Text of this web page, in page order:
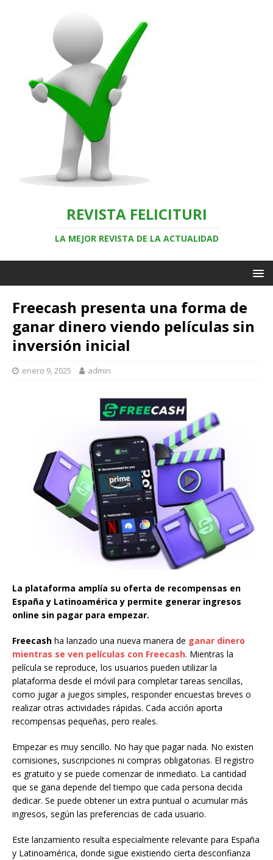
REVISTA FELICITURI
LA MEJOR REVISTA DE LA ACTUALIDAD
Freecash presenta una forma de
ganar dinero viendo películas sin
inversión inicial
enero 9, 2025 admin
La plataforma amplía su oferta de recompensas en
España y Latinoamérica y permite generar ingresos
online sin pagar para empezar.
Freecash ha lanzado una nueva manera de ganar dinero
mientras se ven películas con Freecash. Mientras la
película se reproduce, los usuarios pueden utilizar la
plataforma desde el móvil para completar tareas sencillas,
como jugar a juegos simples, responder encuestas breves o
realizar otras actividades rápidas. Cada acción aporta
recompensas pequeñas, pero reales.
Empezar es muy sencillo. No hay que pagar nada. No existen
comisiones, suscripciones ni compras obligatorias. El registro
es gratuito y se puede comenzar de inmediato. La cantidad
que se gana depende del tiempo que cada persona decida
dedicar. Se puede obtener un extra puntual o acumular más
ingresos, según las preferencias de cada usuario.
Este lanzamiento resulta especialmente relevante para España
y Latinoamérica, donde sigue existiendo cierta desconfianza